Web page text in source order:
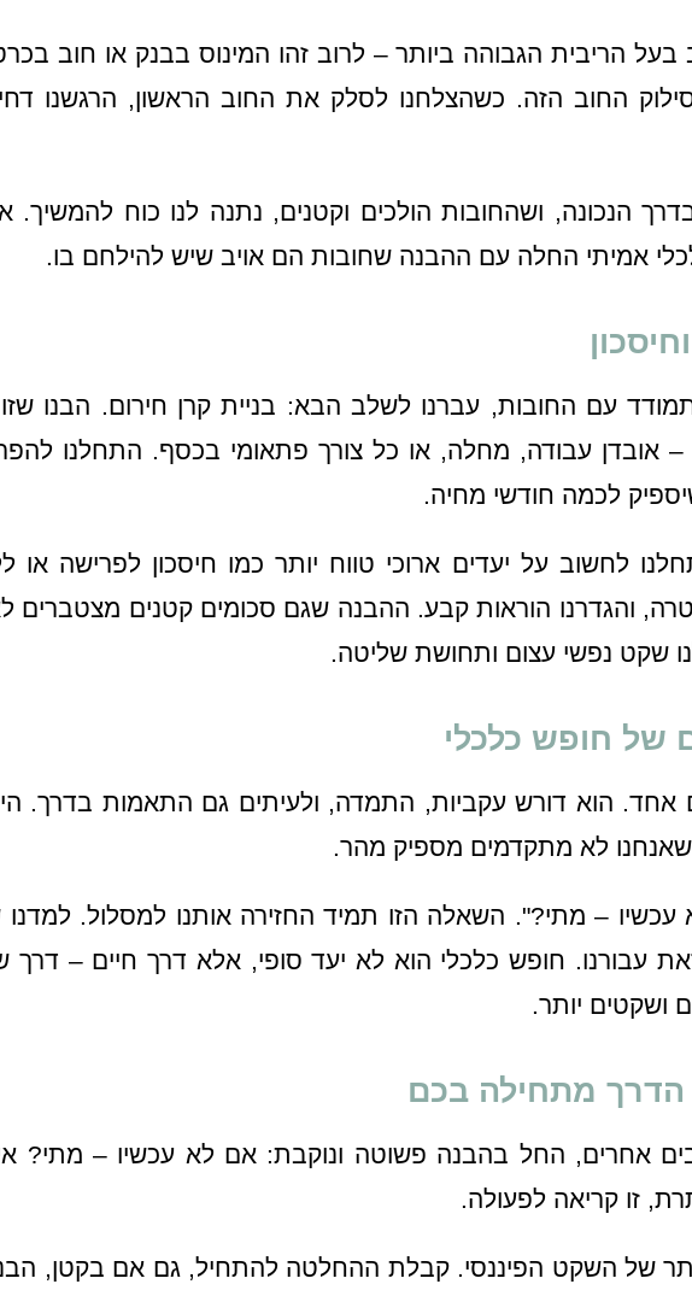
הריבית הגבוהה ביותר – לרוב זהו המינוס בבנק או חוב
החוב הזה. כשהצלחנו לסלק את החוב הראשון, הרגשנו
הנכונה, ושהחובות הולכים וקטנים, נתנה לנו כוח להמשיך.
אמיתי החלה עם ההבנה שחובות הם אויב שיש להילחם בו.
עם החובות, עברנו לשלב הבא: בניית קרן חירום. הבנו
– אובדן עבודה, מחלה, או כל צורך פתאומי בכסף. התחלנו
לכמה חודשי מחיה.
לחשוב על יעדים ארוכי טווח יותר כמו חיסכון לפרישה או
והגדרנו הוראות קבע. ההבנה שגם סכומים קטנים מצטברים
שקט נפשי עצום ותחושת שליטה.
של חופש כלכלי
אחד. הוא דורש עקביות, התמדה, ולעיתים גם התאמות בדרך.
שאנחנו לא מתקדמים מספיק מהר.
– מתי?". השאלה הזו תמיד החזירה אותנו למסלול.
עבורנו. חופש כלכלי הוא לא יעד סופי, אלא דרך חיים – דרך
ושקטים יותר.
הדרך מתחילה בכם
אחרים, החל בהבנה פשוטה ונוקבת: אם לא עכשיו – מתי?
זו קריאה לפעולה.
של השקט הפיננסי. קבלת ההחלטה להתחיל, גם אם בקטן,